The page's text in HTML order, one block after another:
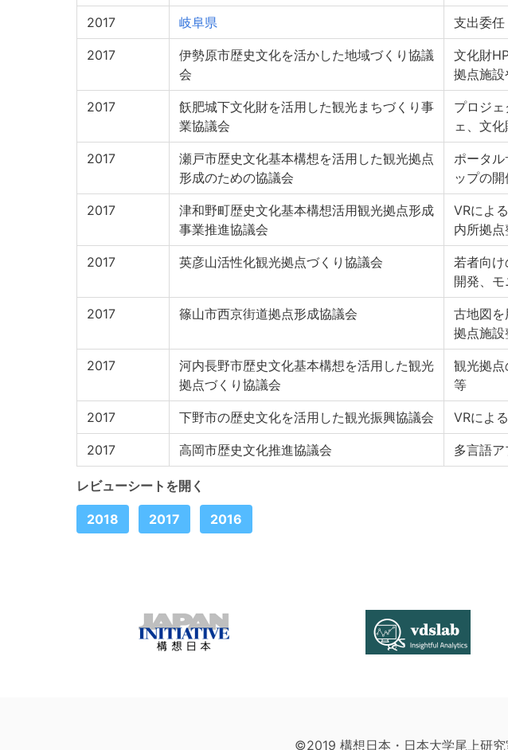
2017 岐阜県 支出委任
2017
伊勢原市歴史文化を活かした地域づくり協議
会
文化財
拠点施
2017
飫肥城下文化財を活用した観光まちづくり事
業協議会
プロジ
ェ、文
2017
瀬戸市歴史文化基本構想を活用した観光拠点
形成のための協議会
ポータ
ップの
2017
津和野町歴史文化基本構想活用観光拠点形成
事業推進協議会
VRによ
内所拠
2017 英彦山活性化観光拠点づくり協議会
若者向
開発、
2017 篠山市西京街道拠点形成協議会
古地図
拠点施
2017
河内長野市歴史文化基本構想を活用した観光
拠点づくり協議会
観光拠
等
2017 下野市の歴史文化を活用した観光振興協議会 VRによ
2017 高岡市歴史文化推進協議会 多言語
レビューシートを開く
2018 2017 2016
©2019 構想日本・日本大学尾上研